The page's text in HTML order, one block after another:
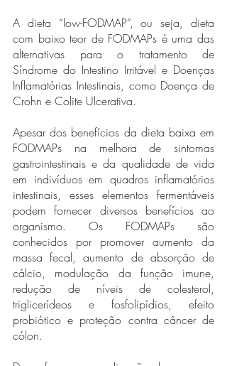
A dieta “low-FODMAP”, ou seja, dieta
com baixo teor de FODMAPs é uma das
alternativas para o tratamento de
Síndrome do Intestino Irritável e Doenças
Inflamatórias Intestinais, como Doença de
Crohn e Colite Ulcerativa.
Apesar dos benefícios da dieta baixa em
FODMAPs na melhora de sintomas
gastrointestinais e da qualidade de vida
em indivíduos em quadros inflamatórios
intestinais, esses elementos fermentáveis
podem fornecer diversos benefícios ao
organismo. Os FODMAPs são
conhecidos por promover aumento da
massa fecal, aumento de absorção de
cálcio, modulação da função imune,
redução de níveis de colesterol,
triglicerídeos e fosfolipídios, efeito
probiótico e proteção contra câncer de
cólon.